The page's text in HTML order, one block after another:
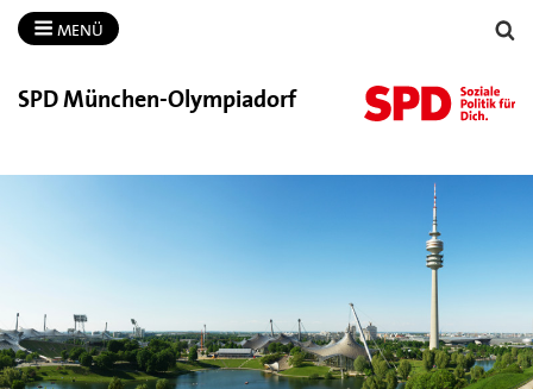
MENÜ
SPD München-​Olympiadorf